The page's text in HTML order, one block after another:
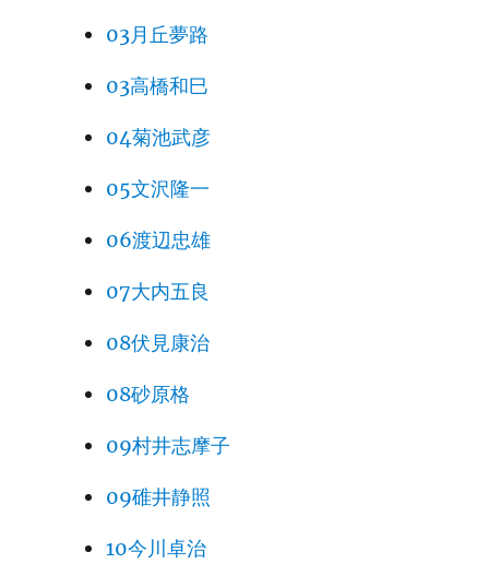
03月丘夢路
03高橋和巳
04菊池武彦
05文沢隆一
06渡辺忠雄
07大内五良
08伏見康治
08砂原格
09村井志摩子
09碓井静照
10今川卓治